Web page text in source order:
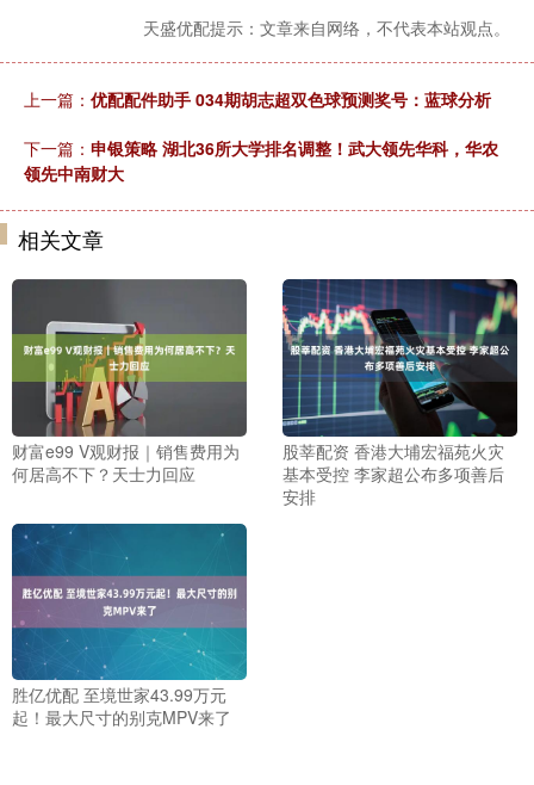
天盛优配提示：文章来自网络，不代表本站观点。
上一篇： 优配配件助手 034期胡志超双色球预测奖号：蓝球分析
下一篇： 申银策略 湖北36所大学排名调整！武大领先华科，华农
领先中南财大
相关文章
财富e99 V观财报｜销售费用为
何居高不下？天士力回应
股莘配资 香港大埔宏福苑火灾
基本受控 李家超公布多项善后
安排
胜亿优配 至境世家43.99万元
起！最大尺寸的别克MPV来了